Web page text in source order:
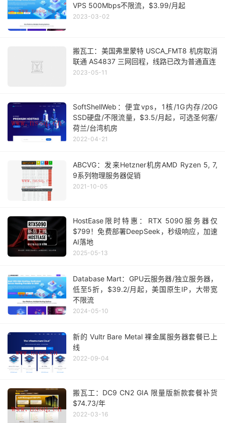
VPS 500Mbps不限流，$3.99/月起
2023-03-02
搬瓦工：美国弗里蒙特 USCA_FMT8 机房取消
联通 AS4837 三网回程，线路已改为普通直连
2023-05-11
SoftShellWeb：便宜vps，1核/1G内存/20G
SSD硬盘/不限流量，$3.5/月起，可选圣何塞/
荷兰/台湾机房
2022-04-21
ABCVG：发来Hetzner机房AMD Ryzen 5, 7,
9系列物理服务器促销
2021-10-05
HostEase限时特惠：RTX 5090服务器仅
$799！免费部署DeepSeek，秒级响应，加速
AI落地
2025-05-13
Database Mart：GPU云服务器/独立服务器，
低至5折，$39.2/月起，美国原生IP，大带宽
不限流
2024-05-10
新的 Vultr Bare Metal 裸金属服务器套餐已上
线
2022-09-04
搬瓦工：DC9 CN2 GIA 限量版新款套餐补货
$74.73/年
2022-03-16